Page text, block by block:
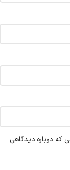
که دوباره دیدگاهی